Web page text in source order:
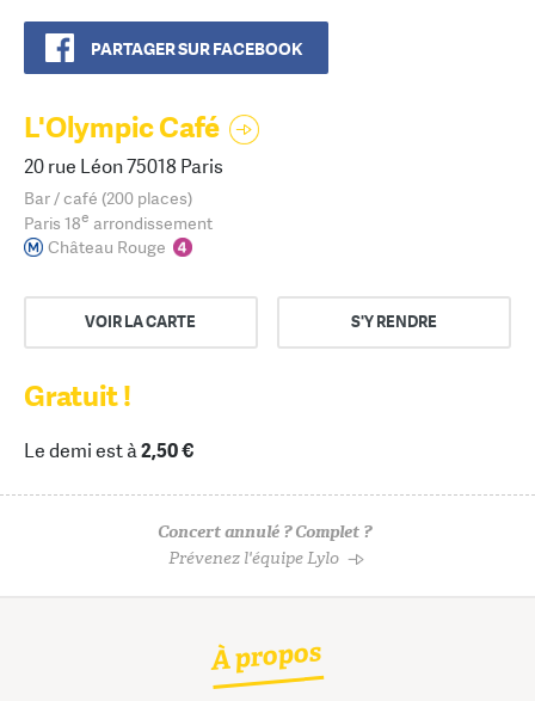
PARTAGER SUR FACEBOOK
L'Olympic Café
20 rue Léon 75018 Paris
Bar / café (200 places)
Paris 18e arrondissement
Château Rouge
VOIR LA CARTE S'Y RENDRE
Gratuit !
Le demi est à2,50 €
Concert annulé ? Complet ?
Prévenez l'équipe Lylo
À propos